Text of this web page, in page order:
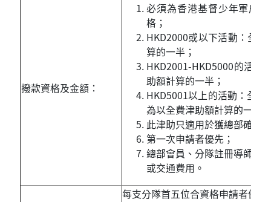
撥款資格及金額：
必須為香港基督少年軍成
格；
HKD2000或以下活動：全
算的一半；
HKD2001-HKD5000的活動
助額計算的一半；
HKD5001以上的活動：全費
為以全費津助額計算的一半
此津助只適用於獲總部確認
第一次申請者優先；
總部會員、分隊註冊導師如
或交通費用。
每支分隊首五位合資格申請者優先